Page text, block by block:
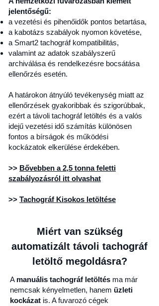
jelentőségű:
a vezetési és pihenőidők pontos betartása,
a kabotázs szabályok nyomon követése,
a Smart2 tachográf kompatibilitás,
valamint az adatok szabályszerű
archiválása és rendelkezésre bocsátása
ellenőrzés esetén.
A határokon átnyúló tevékenység miatt az
ellenőrzések gyakoribbak és szigorúbbak,
ezért a távoli tachográf letöltés és a valós
idejű vezetési idő számítás különösen
fontos a bírságok és működési
kockázatok elkerülése érdekében.
>> Bővebben a 2,5 tonna feletti
szabályozásról itt olvashat
>> Tachográf Kisokos letöltése
Miért van szükség
automatizált távoli tachográf
letöltő megoldásra?
A manuális tachográf letöltés ma már
nemcsak kényelmetlen, hanem üzleti
kockázat is. A fuvarozó cégek